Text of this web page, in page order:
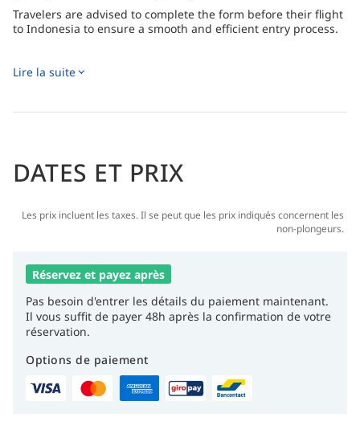
Travelers are advised to complete the form before their flight
to Indonesia to ensure a smooth and efficient entry process.
Lire la suite
DATES ET PRIX
Les prix incluent les taxes. Il se peut que les prix indiqués concernent les
non-plongeurs.
Réservez et payez après
Pas besoin d'entrer les détails du paiement maintenant.
Il vous suffit de payer 48h après la confirmation de votre
réservation.
Options de paiement